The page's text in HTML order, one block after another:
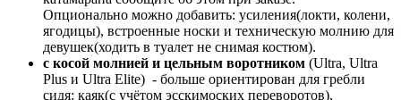
Опционально можно добавить: усиления(локти, колени,
ягодицы), встроенные носки и техническую молнию для
девушек(ходить в туалет не снимая костюм).
с косой молнией и цельным воротником (Ultra, Ultra
Plus и Ultra Elite) - больше ориентирован для гребли
сидя: каяк(с учётом эсскимоских переворотов),